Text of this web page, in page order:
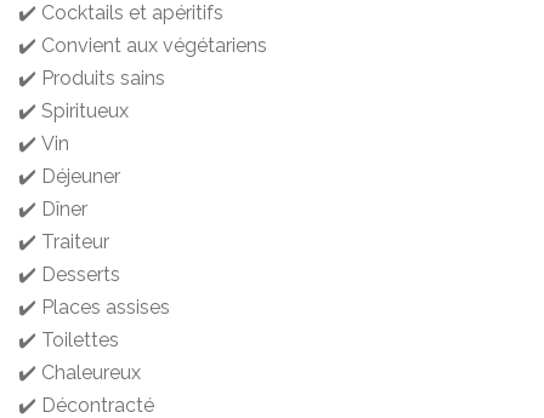
✔️ Cocktails et apéritifs
✔️ Convient aux végétariens
✔️ Produits sains
✔️ Spiritueux
✔️ Vin
✔️ Déjeuner
✔️ Dîner
✔️ Traiteur
✔️ Desserts
✔️ Places assises
✔️ Toilettes
✔️ Chaleureux
✔️ Décontracté